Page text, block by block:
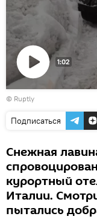
Воспроизвести
видео
1:02
© Ruptly
Подписаться
Снежная
курортный
Италии.
пытались